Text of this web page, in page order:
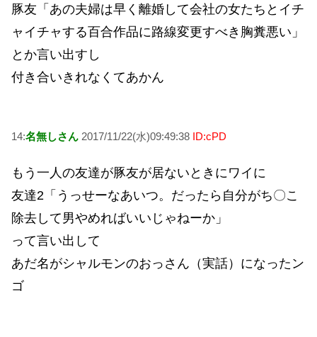
豚友「あの夫婦は早く離婚して会社の女たちとイチ
ャイチャする百合作品に路線変更すべき胸糞悪い」
とか言い出すし
付き合いきれなくてあかん
14:名無しさん 2017/11/22(水)09:49:38 ID:cPD
もう一人の友達が豚友が居ないときにワイに
友達2「うっせーなあいつ。だったら自分がち〇こ
除去して男やめればいいじゃねーか」
って言い出して
あだ名がシャルモンのおっさん（実話）になったン
ゴ